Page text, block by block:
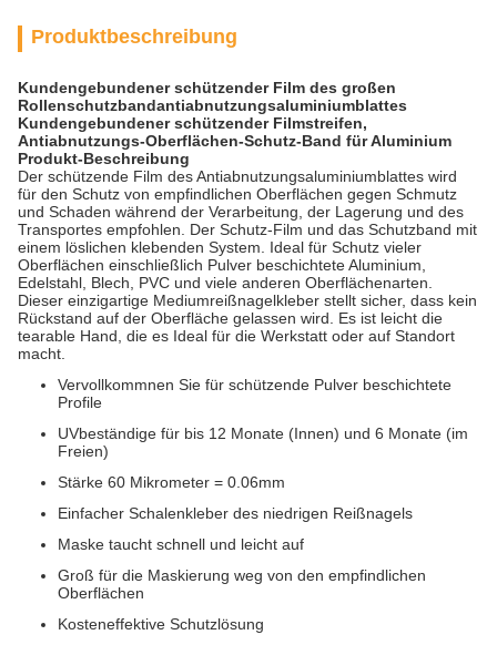
Produktbeschreibung
Kundengebundener schützender Film des großen
Rollenschutzbandantiabnutzungsaluminiumblattes
Kundengebundener schützender Filmstreifen,
Antiabnutzungs-Oberflächen-Schutz-Band für Aluminium
Produkt-Beschreibung
Der schützende Film des Antiabnutzungsaluminiumblattes wird
für den Schutz von empfindlichen Oberflächen gegen Schmutz
und Schaden während der Verarbeitung, der Lagerung und des
Transportes empfohlen. Der Schutz-Film und das Schutzband mit
einem löslichen klebenden System. Ideal für Schutz vieler
Oberflächen einschließlich Pulver beschichtete Aluminium,
Edelstahl, Blech, PVC und viele anderen Oberflächenarten.
Dieser einzigartige Mediumreißnagelkleber stellt sicher, dass kein
Rückstand auf der Oberfläche gelassen wird. Es ist leicht die
tearable Hand, die es Ideal für die Werkstatt oder auf Standort
macht.
Vervollkommnen Sie für schützende Pulver beschichtete
Profile
UVbeständige für bis 12 Monate (Innen) und 6 Monate (im
Freien)
Stärke 60 Mikrometer = 0.06mm
Einfacher Schalenkleber des niedrigen Reißnagels
Maske taucht schnell und leicht auf
Groß für die Maskierung weg von den empfindlichen
Oberflächen
Kosteneffektive Schutzlösung